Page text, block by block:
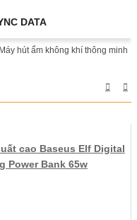
DATA
hút ẩm không khí thông minh
cao Baseus Elf Digital
Power Bank 65w